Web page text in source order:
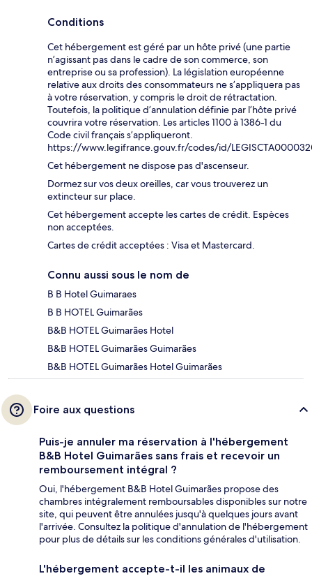
Conditions
Cet hébergement est géré par un hôte privé (une partie
n’agissant pas dans le cadre de son commerce, son
entreprise ou sa profession). La législation européenne
relative aux droits des consommateurs ne s’appliquera pas
à votre réservation, y compris le droit de rétractation.
Toutefois, la politique d’annulation définie par l’hôte privé
couvrira votre réservation. Les articles 1100 à 1386-1 du
Code civil français s’appliqueront.
https://www.legifrance.gouv.fr/codes/id/
Cet hébergement ne dispose pas d'ascenseur.
Dormez sur vos deux oreilles, car vous trouverez un
extincteur sur place.
Cet hébergement accepte les cartes de crédit. Espèces
non acceptées.
Cartes de crédit acceptées : Visa et Mastercard.
Connu aussi sous le nom de
B B Hotel Guimaraes
B B HOTEL Guimarães
B&B HOTEL Guimarães Hotel
B&B HOTEL Guimarães Guimarães
B&B HOTEL Guimarães Hotel Guimarães
Foire aux questions
Puis-je annuler ma réservation à l'hébergement
B&B Hotel Guimarães sans frais et recevoir un
remboursement intégral ?
Oui, l'hébergement B&B Hotel Guimarães propose des
chambres intégralement remboursables disponibles sur notre
site, qui peuvent être annulées jusqu'à quelques jours avant
l'arrivée. Consultez la politique d'annulation de l'hébergement
pour plus de détails sur les conditions générales d'utilisation.
L'hébergement accepte-t-il les animaux de